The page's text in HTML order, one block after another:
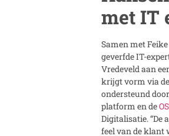
met IT
Samen met
geverfde IT-
Vredeveld aan
krijgt vorm via
ondersteund
platform en de
Digitalisatie. “De
feel van de klant